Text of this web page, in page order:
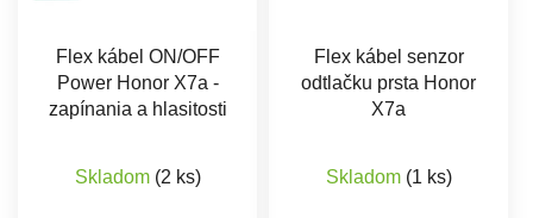
Flex kábel ON/OFF
Power Honor X7a -
zapínania a hlasitosti
Skladom (2 ks)
Flex kábel senzor
odtlačku prsta Honor
X7a
Skladom (1 ks)